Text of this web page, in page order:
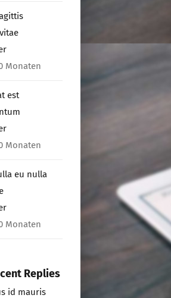
Monaten
est
Monaten
eu nulla
Monaten
Replies
id mauris